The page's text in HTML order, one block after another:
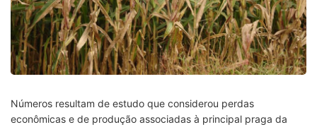
Números resultam de estudo que considerou perdas
econômicas e de produção associadas à principal praga da